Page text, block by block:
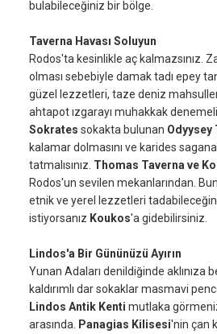
bulabileceğiniz bir bölge.
Taverna Havası Soluyun
Rodos'ta kesinlikle aç kalmazsınız.
olması sebebiyle damak tadı epey
güzel lezzetleri, taze deniz
ahtapot ızgarayı muhakkak
Sokrates sokakta bulunan Odyysey
kalamar dolmasını ve karides
tatmalısınız. Thomas Taverna ve
Rodos'un sevilen mekanlarından.
etnik ve yerel lezzetleri
istiyorsanız Koukos'a gidebilirsiniz.
Lindos'a Bir Gününüzü Ayırın
Yunan Adaları denildiğinde aklınıza
kaldırımlı dar sokaklar masmavi
Lindos Antik Kenti mutlaka
arasında.
Panagias Kilisesi'nin çan